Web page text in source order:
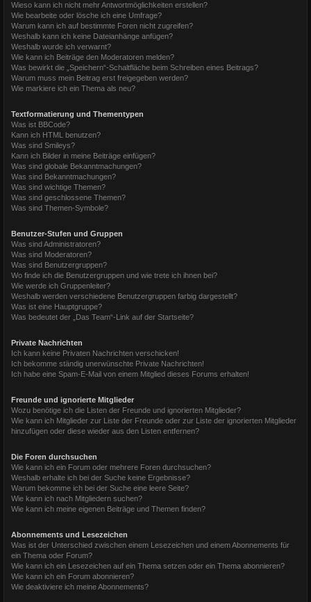
Wieso kann ich nicht mehr Antwortmöglichkeiten erstellen?
Wie bearbeite oder lösche ich eine Umfrage?
Warum kann ich auf bestimmte Foren nicht zugreifen?
Weshalb kann ich keine Dateianhänge anfügen?
Weshalb wurde ich verwarnt?
Wie kann ich Beiträge den Moderatoren melden?
Was bewirkt die „Speichern“-Schaltfläche beim Schreiben eines Beitrags?
Warum muss mein Beitrag erst freigegeben werden?
Wie markiere ich ein Thema als neu?
Textformatierung und Thementypen
Was ist BBCode?
Kann ich HTML benutzen?
Was sind Smileys?
Kann ich Bilder in meine Beiträge einfügen?
Was sind globale Bekanntmachungen?
Was sind Bekanntmachungen?
Was sind wichtige Themen?
Was sind geschlossene Themen?
Was sind Themen-Symbole?
Benutzer-Stufen und Gruppen
Was sind Administratoren?
Was sind Moderatoren?
Was sind Benutzergruppen?
Wo finde ich die Benutzergruppen und wie trete ich ihnen bei?
Wie werde ich Gruppenleiter?
Weshalb werden verschiedene Benutzergruppen farbig dargestellt?
Was ist eine Hauptgruppe?
Was bedeutet der „Das Team“-Link auf der Startseite?
Private Nachrichten
Ich kann keine Privaten Nachrichten verschicken!
Ich bekomme ständig unerwünschte Private Nachrichten!
Ich habe eine Spam-E-Mail von einem Mitglied dieses Forums erhalten!
Freunde und ignorierte Mitglieder
Wozu benötige ich die Listen der Freunde und ignorierten Mitglieder?
Wie kann ich Mitglieder zur Liste der Freunde oder zur Liste der ignorierten Mitglieder
hinzufügen oder diese wieder aus den Listen entfernen?
Die Foren durchsuchen
Wie kann ich ein Forum oder mehrere Foren durchsuchen?
Weshalb erhalte ich bei der Suche keine Ergebnisse?
Warum bekomme ich bei der Suche eine leere Seite?
Wie kann ich nach Mitgliedern suchen?
Wie kann ich meine eigenen Beiträge und Themen finden?
Abonnements und Lesezeichen
Was ist der Unterschied zwischen einem Lesezeichen und einem Abonnements für
ein Thema oder Forum?
Wie kann ich ein Lesezeichen auf ein Thema setzen oder ein Thema abonnieren?
Wie kann ich ein Forum abonnieren?
Wie deaktiviere ich meine Abonnements?